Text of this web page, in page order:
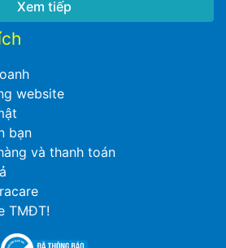
Xem tiếp
website
bạn
và thanh toán
TMĐT!